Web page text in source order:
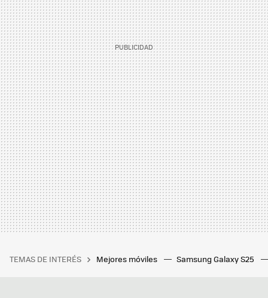
TEMAS DE INTERÉS Mejores móviles Samsung Galaxy S25